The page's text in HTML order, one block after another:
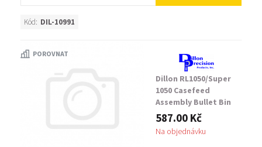
Kód: DIL-10991
POROVNAT
Dillon RL1050/Super
1050 Casefeed
Assembly Bullet Bin
Bracket
587.00 Kč
Na objednávku